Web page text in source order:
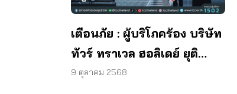
เตือนภัย : ผู้บริโภคร้อง บริษัท
ทัวร์ ทราเวล ฮอลิเดย์ ยุติ
กิจการ ไม่คืนเงินผู้บริโภค
9 ตุลาคม 2568